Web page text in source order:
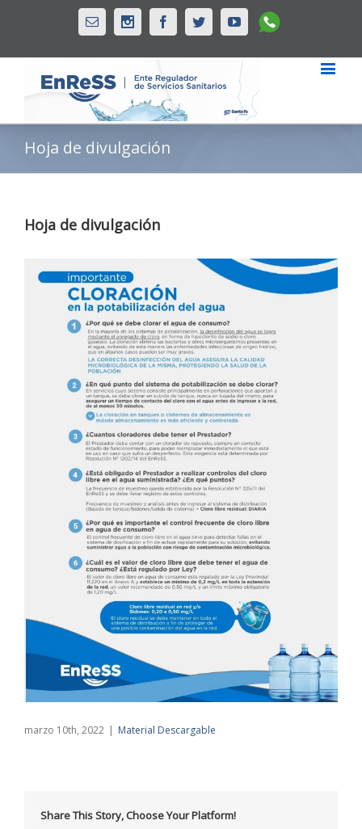
Email InstagramFacebookTwitterYoutubeWhatsapp
Hoja de divulgación
Hoja de divulgación
marzo 10th, 2022 | Material Descargable
Share This Story, Choose Your Platform!